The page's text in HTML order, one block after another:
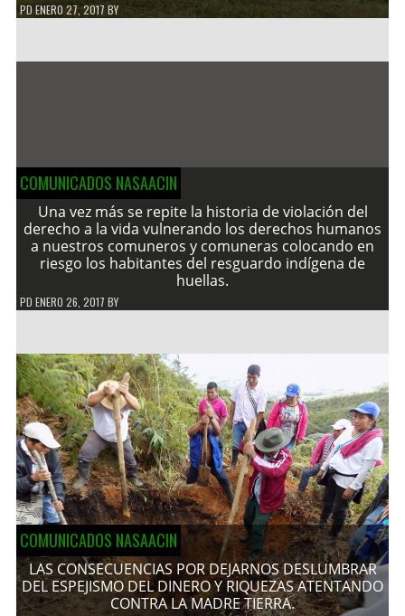
PDENERO 27, 2017 BY
COMUNICADOS NASAACIN
Una vez más se repite la historia de violación del
derecho a la vida vulnerando los derechos humanos
a nuestros comuneros y comuneras colocando en
riesgo los habitantes del resguardo indígena de
huellas.
PD ENERO 26, 2017 BY
COMUNICADOS NASAACIN
LAS CONSECUENCIAS POR DEJARNOS DESLUMBRAR
DEL ESPEJISMO DEL DINERO Y RIQUEZAS ATENTANDO
CONTRA LA MADRE TIERRA.